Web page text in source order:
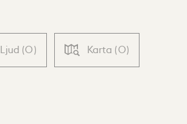
Ljud (0) Karta (0)